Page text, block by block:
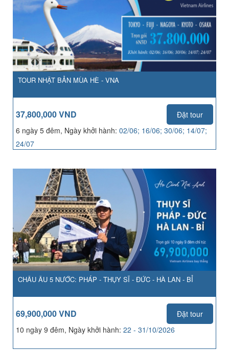
TOUR NHẬT BẢN MÙA HÈ - VNA
37,800,000 VND
Đặt tour
6 ngày 5 đêm, Ngày khởi hành: 02/06; 16/06; 30/06; 14/07;
24/07
CHÂU ÂU 5 NƯỚC: PHÁP - THỤY SĨ - ĐỨC - HÀ LAN - BỈ
69,900,000 VND
Đặt tour
10 ngày 9 đêm, Ngày khởi hành: 22 - 31/10/2026